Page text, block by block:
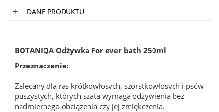
DANE PRODUKTU
BOTANIQA Odżywka For ever bath 250ml
Przeznaczenie:
Zalecany dla ras krótkowłosych, szorstkowłosych i psów
puszystych, których szata wymaga odżywienia bez
nadmiernego obciązenia czy jej zmiękczenia.